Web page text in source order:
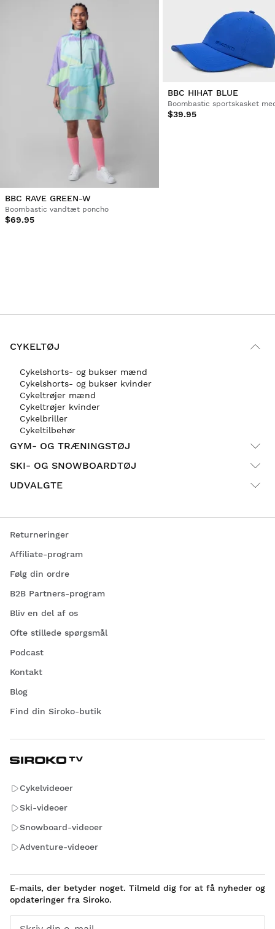
BBC RAVE GREEN-W
Boombastic vandtæt poncho
$69.95
BBC HIHAT BLUE
$39.95
CYKELTØJ
Cykelshorts- og bukser mænd
Cykelshorts- og bukser kvinder
Cykeltrøjer mænd
Cykeltrøjer kvinder
Cykelbriller
Cykeltilbehør
GYM- OG TRÆNINGSTØJ
SKI- OG SNOWBOARDTØJ
UDVALGTE
Returneringer
Affiliate-program
Følg din ordre
B2B Partners-program
Bliv en del af os
Ofte stillede spørgsmål
Podcast
Kontakt
Blog
Find din Siroko-butik
Cykelvideoer
Ski-videoer
Snowboard-videoer
Adventure-videoer
E-mails, der betyder noget. Tilmeld dig for at få nyheder og
opdateringer fra Siroko.